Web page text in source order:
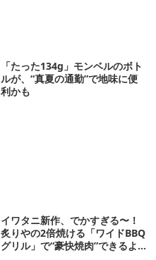
「たった134g」モンベルのボト
ルが、“真夏の通勤”で地味に便
利かも
イワタニ新作、でかすぎる〜！
炙りやの2倍焼ける「ワイドBBQ
グリル」で“豪快焼肉”できるよ